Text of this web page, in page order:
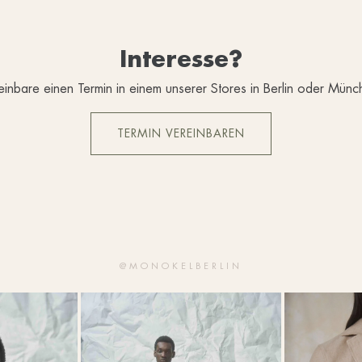
Interesse?
einen Termin in einem unserer Stores in Berlin oder
TERMIN VEREINBAREN
@MONOKELBERLIN